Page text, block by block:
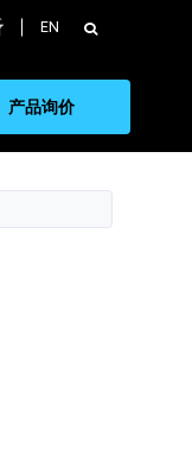
EN 搜
索：
产品询价